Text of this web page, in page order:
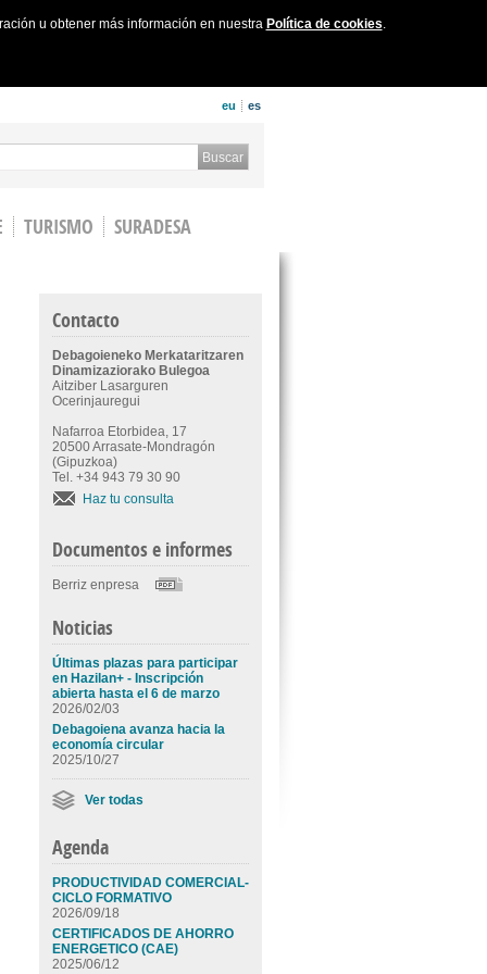
u obtener más información en nuestra Política de cookies.
eu es
TURISMO
SURADESA
Contacto
Debagoieneko Merkataritzaren
Dinamizaziorako Bulegoa
Aitziber Lasarguren
Ocerinjauregui
Nafarroa Etorbidea, 17
20500 Arrasate-Mondragón
(Gipuzkoa)
Tel. +34 943 79 30 90
Haz tu consulta
Documentos e informes
Berriz enpresa
Noticias
Últimas plazas para participar
en Hazilan+ - Inscripción
abierta hasta el 6 de marzo
2026/02/03
Debagoiena avanza hacia la
economía circular
2025/10/27
Ver todas
Agenda
PRODUCTIVIDAD COMERCIAL-
CICLO FORMATIVO
2026/09/18
CERTIFICADOS DE AHORRO
ENERGETICO (CAE)
2025/06/12